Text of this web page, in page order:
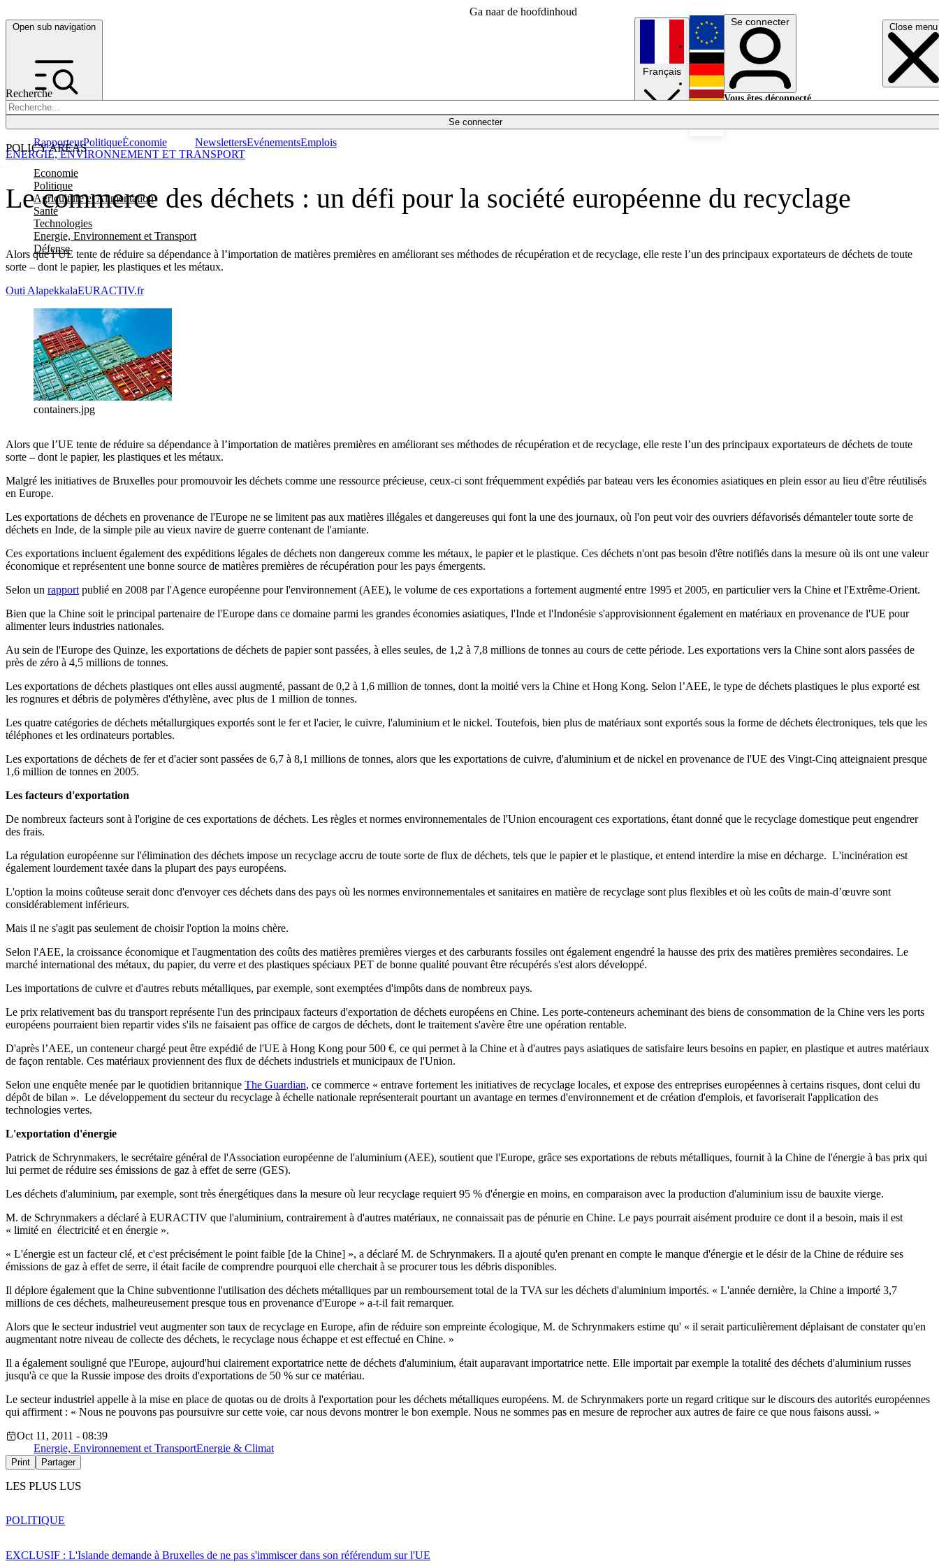
Ga naar de hoofdinhoud
Open sub navigation Close menu
Recherche
Se connecter
POLICY AREAS
Economie
Politique
Agriculture et Alimentation
Santé
Technologies
Energie, Environnement et Transport
Défense
RapporteurPolitiqueÉconomie NewslettersEvénementsEmplois
Français
English
Deutsch
Se connecter
Vous êtes déconnecté.
Le commerce des déchets : un défi pour la société européenne du recyclage
Alors que l’UE tente de réduire sa dépendance à l’importation de matières premières en améliorant ses méthodes de récupération et de recyclage, elle reste l’un des principaux exportateurs de déchets de toute
sorte – dont le papier, les plastiques et les métaux.
ENERGIE, ENVIRONNEMENT ET TRANSPORT
Outi AlapekkalaEURACTIV.fr
containers.jpg
Alors que l’UE tente de réduire sa dépendance à l’importation de matières premières en améliorant ses méthodes de récupération et de recyclage, elle reste l’un des principaux exportateurs de déchets de toute
sorte – dont le papier, les plastiques et les métaux.
Malgré les initiatives de Bruxelles pour promouvoir les déchets comme une ressource précieuse, ceux-ci sont fréquemment expédiés par bateau vers les économies asiatiques en plein essor au lieu d'être réutilisés
en Europe.
Les exportations de déchets en provenance de l'Europe ne se limitent pas aux matières illégales et dangereuses qui font la une des journaux, où l'on peut voir des ouvriers défavorisés démanteler toute sorte de
déchets en Inde, de la simple pile au vieux navire de guerre contenant de l'amiante.
Ces exportations incluent également des expéditions légales de déchets non dangereux comme les métaux, le papier et le plastique. Ces déchets n'ont pas besoin d'être notifiés dans la mesure où ils ont une valeur
économique et représentent une bonne source de matières premières de récupération pour les pays émergents.
Selon un rapport publié en 2008 par l'Agence européenne pour l'environnement (AEE), le volume de ces exportations a fortement augmenté entre 1995 et 2005, en particulier vers la Chine et l'Extrême-Orient.
Bien que la Chine soit le principal partenaire de l'Europe dans ce domaine parmi les grandes économies asiatiques, l'Inde et l'Indonésie s'approvisionnent également en matériaux en provenance de l'UE pour
alimenter leurs industries nationales.
Au sein de l'Europe des Quinze, les exportations de déchets de papier sont passées, à elles seules, de 1,2 à 7,8 millions de tonnes au cours de cette période. Les exportations vers la Chine sont alors passées de
près de zéro à 4,5 millions de tonnes.
Les exportations de déchets plastiques ont elles aussi augmenté, passant de 0,2 à 1,6 million de tonnes, dont la moitié vers la Chine et Hong Kong. Selon l’AEE, le type de déchets plastiques le plus exporté est
les rognures et débris de polymères d'éthylène, avec plus de 1 million de tonnes.
Les quatre catégories de déchets métallurgiques exportés sont le fer et l'acier, le cuivre, l'aluminium et le nickel. Toutefois, bien plus de matériaux sont exportés sous la forme de déchets électroniques, tels que les
téléphones et les ordinateurs portables.
Les exportations de déchets de fer et d'acier sont passées de 6,7 à 8,1 millions de tonnes, alors que les exportations de cuivre, d'aluminium et de nickel en provenance de l'UE des Vingt-Cinq atteignaient presque
1,6 million de tonnes en 2005.
Les facteurs d'exportation
De nombreux facteurs sont à l'origine de ces exportations de déchets. Les règles et normes environnementales de l'Union encouragent ces exportations, étant donné que le recyclage domestique peut engendrer
des frais.
La régulation européenne sur l'élimination des déchets impose un recyclage accru de toute sorte de flux de déchets, tels que le papier et le plastique, et entend interdire la mise en décharge. L'incinération est
également lourdement taxée dans la plupart des pays européens.
L'option la moins coûteuse serait donc d'envoyer ces déchets dans des pays où les normes environnementales et sanitaires en matière de recyclage sont plus flexibles et où les coûts de main-d’œuvre sont
considérablement inférieurs.
Mais il ne s'agit pas seulement de choisir l'option la moins chère.
Selon l'AEE, la croissance économique et l'augmentation des coûts des matières premières vierges et des carburants fossiles ont également engendré la hausse des prix des matières premières secondaires. Le
marché international des métaux, du papier, du verre et des plastiques spéciaux PET de bonne qualité pouvant être récupérés s'est alors développé.
Les importations de cuivre et d'autres rebuts métalliques, par exemple, sont exemptées d'impôts dans de nombreux pays.
Le prix relativement bas du transport représente l'un des principaux facteurs d'exportation de déchets européens en Chine. Les porte-conteneurs acheminant des biens de consommation de la Chine vers les ports
européens pourraient bien repartir vides s'ils ne faisaient pas office de cargos de déchets, dont le traitement s'avère être une opération rentable.
D'après l’AEE, un conteneur chargé peut être expédié de l'UE à Hong Kong pour 500 €, ce qui permet à la Chine et à d'autres pays asiatiques de satisfaire leurs besoins en papier, en plastique et autres matériaux
de façon rentable. Ces matériaux proviennent des flux de déchets industriels et municipaux de l'Union.
Selon une enquête menée par le quotidien britannique The Guardian, ce commerce « entrave fortement les initiatives de recyclage locales, et expose des entreprises européennes à certains risques, dont celui du
dépôt de bilan ». Le développement du secteur du recyclage à échelle nationale représenterait pourtant un avantage en termes d'environnement et de création d'emplois, et favoriserait l'application des
technologies vertes.
L'exportation d'énergie
Patrick de Schrynmakers, le secrétaire général de l'Association européenne de l'aluminium (AEE), soutient que l'Europe, grâce ses exportations de rebuts métalliques, fournit à la Chine de l'énergie à bas prix qui
lui permet de réduire ses émissions de gaz à effet de serre (GES).
Les déchets d'aluminium, par exemple, sont très énergétiques dans la mesure où leur recyclage requiert 95 % d'énergie en moins, en comparaison avec la production d'aluminium issu de bauxite vierge.
M. de Schrynmakers a déclaré à EURACTIV que l'aluminium, contrairement à d'autres matériaux, ne connaissait pas de pénurie en Chine. Le pays pourrait aisément produire ce dont il a besoin, mais il est
« limité en électricité et en énergie ».
« L'énergie est un facteur clé, et c'est précisément le point faible [de la Chine] », a déclaré M. de Schrynmakers. Il a ajouté qu'en prenant en compte le manque d'énergie et le désir de la Chine de réduire ses
émissions de gaz à effet de serre, il était facile de comprendre pourquoi elle cherchait à se procurer tous les débris disponibles.
Il déplore également que la Chine subventionne l'utilisation des déchets métalliques par un remboursement total de la TVA sur les déchets d'aluminium importés. « L'année dernière, la Chine a importé 3,7
millions de ces déchets, malheureusement presque tous en provenance d'Europe » a-t-il fait remarquer.
Alors que le secteur industriel veut augmenter son taux de recyclage en Europe, afin de réduire son empreinte écologique, M. de Schrynmakers estime qu' « il serait particulièrement déplaisant de constater qu'en
augmentant notre niveau de collecte des déchets, le recyclage nous échappe et est effectué en Chine. »
Il a également souligné que l'Europe, aujourd'hui clairement exportatrice nette de déchets d'aluminium, était auparavant importatrice nette. Elle importait par exemple la totalité des déchets d'aluminium russes
jusqu'à ce que la Russie impose des droits d'exportations de 50 % sur ce matériau.
Le secteur industriel appelle à la mise en place de quotas ou de droits à l'exportation pour les déchets métalliques européens. M. de Schrynmakers porte un regard critique sur le discours des autorités européennes
qui affirment : « Nous ne pouvons pas poursuivre sur cette voie, car nous devons montrer le bon exemple. Nous ne sommes pas en mesure de reprocher aux autres de faire ce que nous faisons aussi. »
Oct 11, 2011 - 08:39
Energie, Environnement et TransportEnergie & Climat
Print Partager
LES PLUS LUS
EXCLUSIF : L'Islande demande à Bruxelles de ne pas s'immiscer dans son référendum sur l'UE
POLITIQUE